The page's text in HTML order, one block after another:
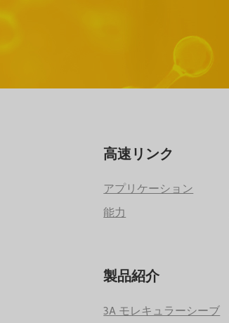
高速リンク
アプリケーション
能力
製品紹介
3A モレキュラーシーブ